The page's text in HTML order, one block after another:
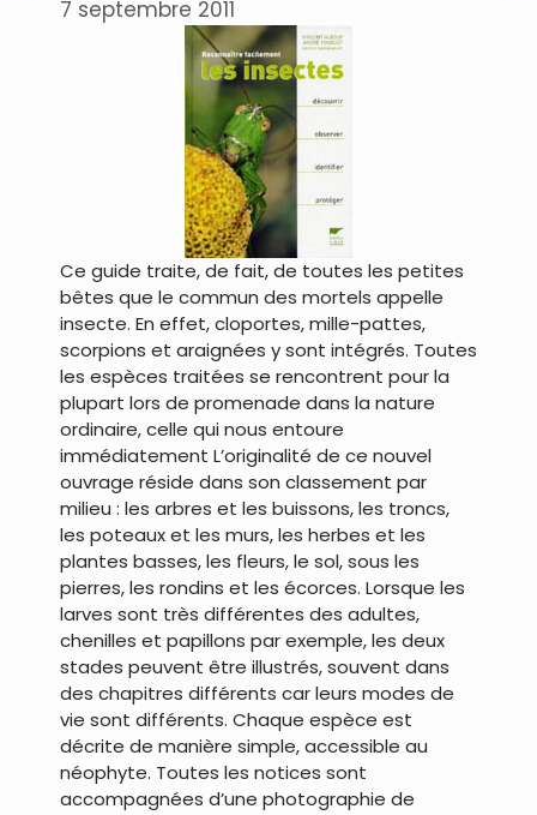
7 septembre 2011
Ce guide traite, de fait, de toutes les petites
bêtes que le commun des mortels appelle
insecte. En effet, cloportes, mille-pattes,
scorpions et araignées y sont intégrés. Toutes
les espèces traitées se rencontrent pour la
plupart lors de promenade dans la nature
ordinaire, celle qui nous entoure
immédiatement L’originalité de ce nouvel
ouvrage réside dans son classement par
milieu : les arbres et les buissons, les troncs,
les poteaux et les murs, les herbes et les
plantes basses, les fleurs, le sol, sous les
pierres, les rondins et les écorces. Lorsque les
larves sont très différentes des adultes,
chenilles et papillons par exemple, les deux
stades peuvent être illustrés, souvent dans
des chapitres différents car leurs modes de
vie sont différents. Chaque espèce est
décrite de manière simple, accessible au
néophyte. Toutes les notices sont
accompagnées d’une photographie de